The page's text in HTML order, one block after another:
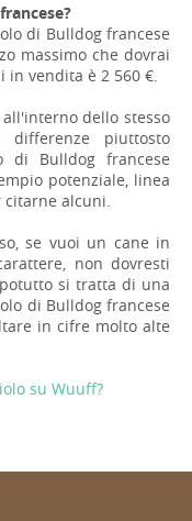
di Bulldog francese
massimo che dovrai
vendita è 2 560 €.
dello stesso
differenze piuttosto
Bulldog francese
potenziale, linea
citarne alcuni.
se vuoi un cane in
non dovresti
si tratta di una
di Bulldog francese
in cifre molto alte
su Wuuff?